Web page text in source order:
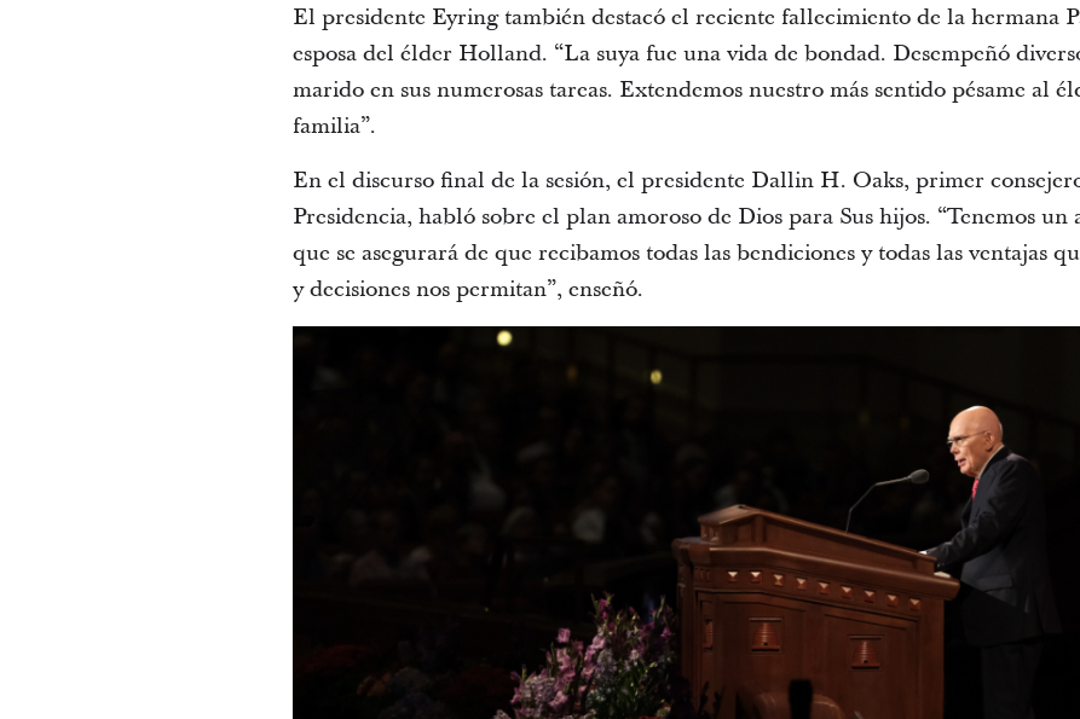
El presidente Eyring también destacó el reciente fallecimiento de la hermana
esposa del élder Holland. “La suya fue una vida de bondad. Desempeñó
marido en sus numerosas tareas. Extendemos nuestro más sentido pésame al
familia”.
En el discurso final de la sesión, el presidente Dallin H. Oaks, primer
Presidencia, habló sobre el plan amoroso de Dios para Sus hijos. “Tenemos un
que se asegurará de que recibamos todas las bendiciones y todas las ventajas
y decisiones nos permitan”, enseñó.